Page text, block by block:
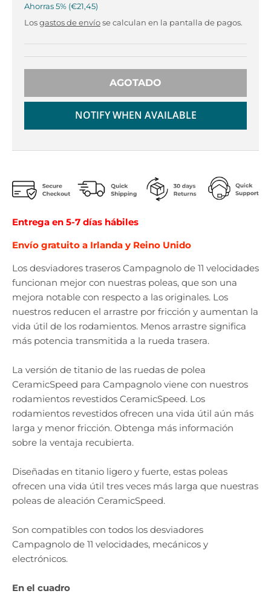
p
d
o
w
_
e
p
d
o
w
_
a
e
Ahorras5% €21,45
Losgastos de envíose calculan en la pantalla de pagos.
AGOTADO
NOTIFY WHEN AVAILABLE
Entrega en 5-7 días hábiles
Envío gratuito a Irlanda y Reino Unido
Los desviadores traseros Campagnolo de 11 velocidades
funcionan mejor con nuestras poleas, que son una
mejora notable con respecto a las originales. Los
nuestros reducen el arrastre por fricción y aumentan la
vida útil de los rodamientos. Menos arrastre significa
más potencia transmitida a la rueda trasera.
La versión de titanio de las ruedas de polea
CeramicSpeed ​​para Campagnolo viene con nuestros
rodamientos revestidos CeramicSpeed. Los
rodamientos revestidos ofrecen una vida útil aún más
larga y menor fricción. Obtenga más información
sobre la ventaja recubierta.
Diseñadas en titanio ligero y fuerte, estas poleas
ofrecen una vida útil tres veces más larga que nuestras
poleas de aleación CeramicSpeed.
Son compatibles con todos los desviadores
Campagnolo de 11 velocidades, mecánicos y
electrónicos.
En el cuadro